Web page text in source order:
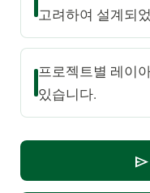
고려하여 설계되
프로젝트별 레이
있습니다.
send